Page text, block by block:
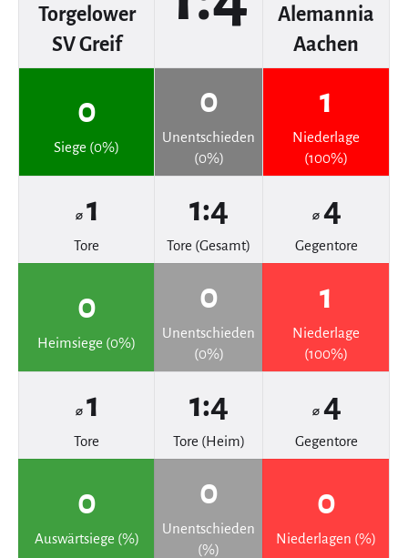
Torgelower
SV Greif
Alemannia
Aachen
0
Siege (0%)
0
Unentschieden
(0%)
1
Niederlage
(100%)
⌀ 1
Tore
1:4
Tore (Gesamt)
⌀ 4
Gegentore
0
Heimsiege (0%)
0
Unentschieden
(0%)
1
Niederlage
(100%)
⌀ 1
Tore
1:4
Tore (Heim)
⌀ 4
Gegentore
0
Auswärtsiege (%)
0
Unentschieden
(%)
0
Niederlagen (%)